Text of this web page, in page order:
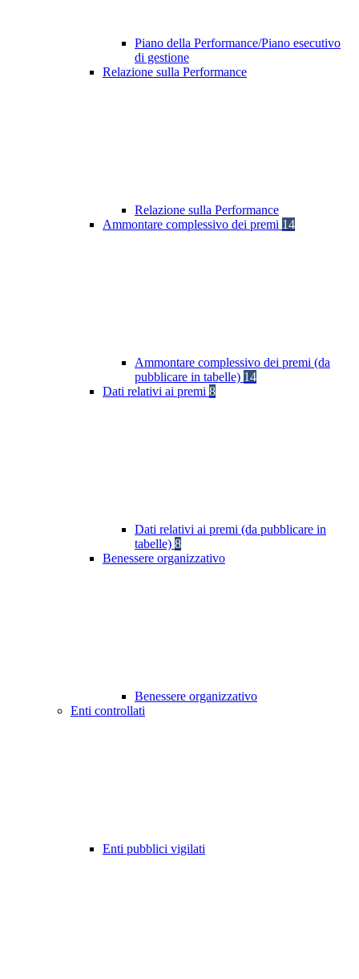
Piano della Performance/Piano esecutivo
di gestione
Relazione sulla Performance
Relazione sulla Performance
Ammontare complessivo dei premi 14
Ammontare complessivo dei premi (da
pubblicare in tabelle) 14
Dati relativi ai premi 8
Dati relativi ai premi (da pubblicare in
tabelle) 8
Benessere organizzativo
Benessere organizzativo
Enti controllati
Enti pubblici vigilati